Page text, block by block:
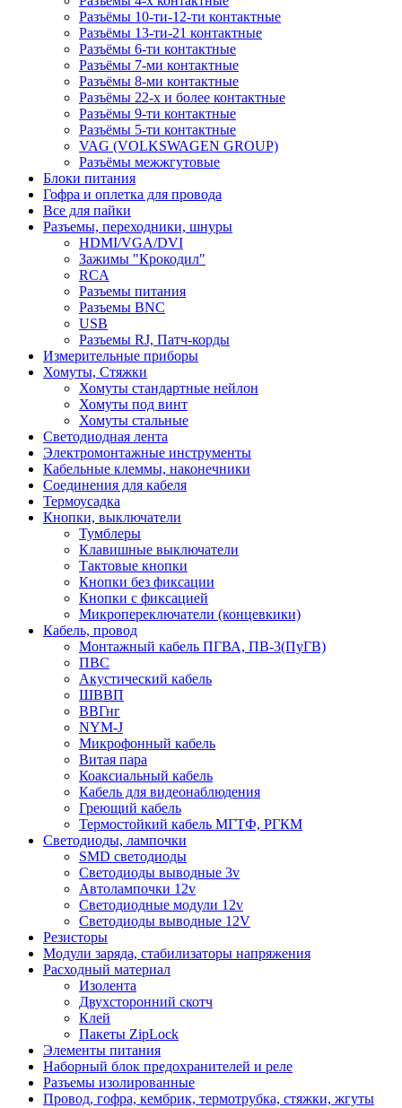
Разъёмы 10-ти-12-ти контактные
Разъёмы 13-ти-21 контактные
Разъёмы 6-ти контактные
Разъёмы 7-ми контактные
Разъёмы 8-ми контактные
Разъёмы 22-х и более контактные
Разъёмы 9-ти контактные
Разъёмы 5-ти контактные
VAG (VOLKSWAGEN GROUP)
Разъёмы межжгутовые
Блоки питания
Гофра и оплетка для провода
Все для пайки
Разъемы, переходники, шнуры
HDMI/VGA/DVI
Зажимы "Крокодил"
RCA
Разъемы питания
Разъемы BNC
USB
Разъемы RJ, Патч-корды
Измерительные приборы
Хомуты, Стяжки
Хомуты стандартные нейлон
Хомуты под винт
Хомуты стальные
Светодиодная лента
Электромонтажные инструменты
Кабельные клеммы, наконечники
Соединения для кабеля
Термоусадка
Кнопки, выключатели
Тумблеры
Клавишные выключатели
Тактовые кнопки
Кнопки без фиксации
Кнопки с фиксацией
Микропереключатели (концевкики)
Кабель, провод
Монтажный кабель ПГВА, ПВ-3(ПуГВ)
ПВС
Акустический кабель
ШВВП
ВВГнг
NYM-J
Микрофонный кабель
Витая пара
Коаксиальный кабель
Кабель для видеонаблюдения
Греющий кабель
Термостойкий кабель МГТФ, РГКМ
Светодиоды, лампочки
SMD светодиоды
Светодиоды выводные 3v
Автолампочки 12v
Светодиодные модули 12v
Светодиоды выводные 12V
Резисторы
Модули заряда, стабилизаторы напряжения
Расходный материал
Изолента
Двухсторонний скотч
Клей
Пакеты ZipLock
Элементы питания
Наборный блок предохранителей и реле
Разъемы изолированные
Провод, гофра, кембрик, термотрубка, стяжки, жгуты